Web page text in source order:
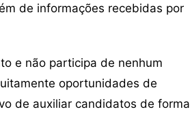
de informações recebidas por
e não participa de nenhum
oportunidades de
de auxiliar candidatos de forma